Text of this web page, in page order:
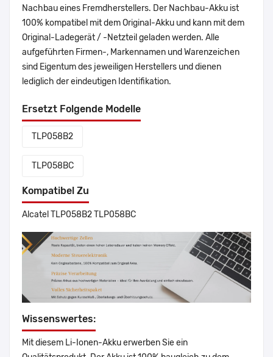
Nachbau eines Fremdherstellers. Der Nachbau-Akku ist
100% kompatibel mit dem Original-Akku und kann mit dem
Original-Ladegerät / -Netzteil geladen werden. Alle
aufgeführten Firmen-, Markennamen und Warenzeichen
sind Eigentum des jeweiligen Herstellers und dienen
lediglich der eindeutigen Identifikation.
Ersetzt Folgende Modelle
TLP058B2
TLP058BC
Kompatibel Zu
Alcatel TLP058B2 TLP058BC
Wissenswertes:
Mit diesem Li-Ionen-Akku erwerben Sie ein